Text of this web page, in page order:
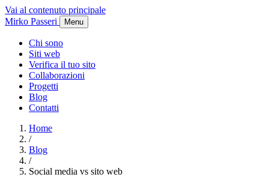
Vai al contenuto principale
Mirko Passeri
Menu
Chi sono
Siti web
Verifica il tuo sito
Collaborazioni
Progetti
Blog
Contatti
Home
/
Blog
/
Social media vs sito web